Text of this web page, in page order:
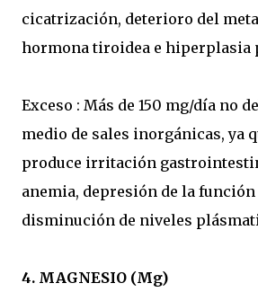
cicatrización, deterioro del
hormona tiroidea e hiperplasia
Exceso : Más de 150 mg/día no
medio de sales inorgánicas, ya
produce irritación
anemia, depresión de la
disminución de niveles
4. MAGNESIO (Mg)